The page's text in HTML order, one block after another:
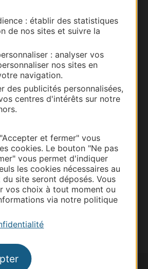
: établir des statistiques
de nos sites et suivre la
: analyser vos
nos sites en
navigation.
des publicités personnalisées,
centres d'intérêts sur notre
et fermer" vous
cookies. Le bouton "Ne pas
vous permet d'indiquer
les cookies nécessaires au
site seront déposés. Vous
vos choix à tout moment ou
via notre politique
la lettre d'information
pour recevoir des
de visites et de sorties.